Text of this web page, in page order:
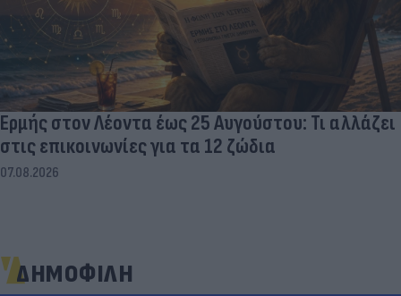
Ερμής στον Λέοντα έως 25 Αυγούστου: Τι αλλάζει
στις επικοινωνίες για τα 12 ζώδια
07.08.2026
ΔΗΜΟΦΙΛΗ